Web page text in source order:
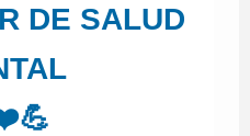
DE SALUD